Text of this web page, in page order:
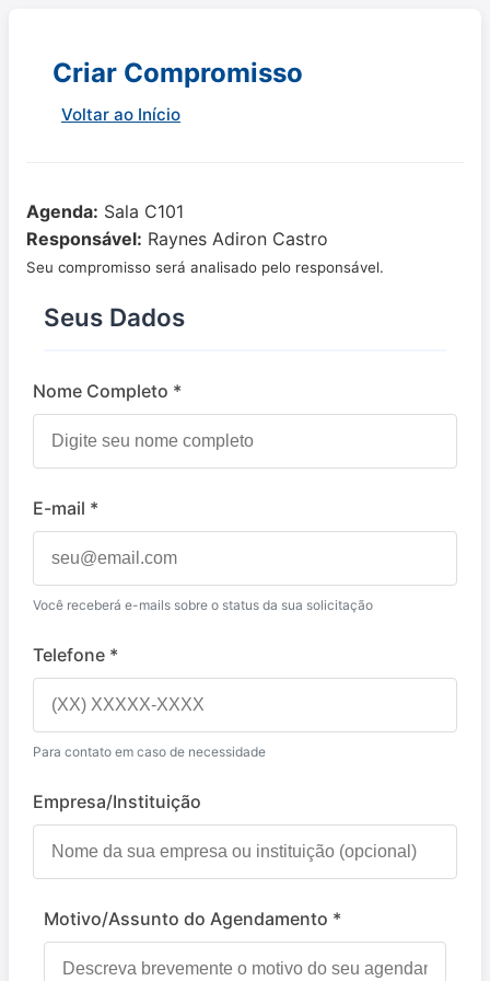
Criar Compromisso
Voltar ao Início
Agenda: Sala C101
Responsável: Raynes Adiron Castro
Seu compromisso será analisado pelo responsável.
Seus Dados
Nome Completo *
E-mail *
Você receberá e-mails sobre o status da sua solicitação
Telefone *
Para contato em caso de necessidade
Empresa/Instituição
Motivo/Assunto do Agendamento *